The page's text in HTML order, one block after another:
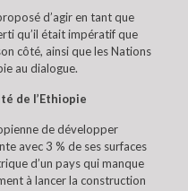
d’agir en tant que
qu’il était impératif que
côté, ainsi que les Nations
au dialogue.
de l’Ethiopie
de développer
avec 3 % de ses surfaces
d’un pays qui manque
à lancer la construction